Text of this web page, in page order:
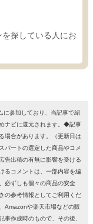
探している人にお
参加しており、当記事で紹
ナビに還元されます。◆記事
場合があります。（更新日は
パートの選定した商品やコメ
告出稿の有無に影響を受ける
るコメントは、一部内容を編
必ずしも個々の商品の安全
の参考情報としてご利用くだ
Amazonや楽天市場などの販
作成時のもので、その後、